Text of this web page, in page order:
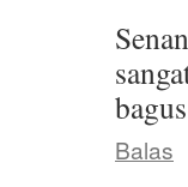
Balas